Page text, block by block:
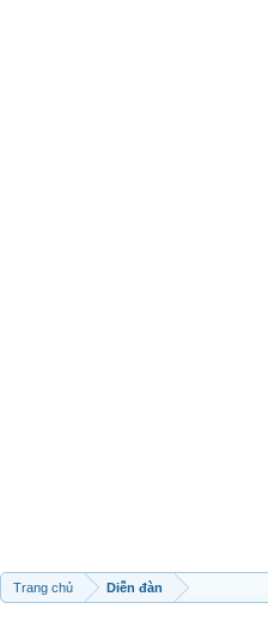
Trang chủ Diễn đàn